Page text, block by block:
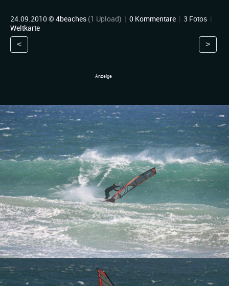
24.09.2010 ©4beaches (1 Upload) | 0 Kommentare | 3 Fotos |
Weltkarte
< >